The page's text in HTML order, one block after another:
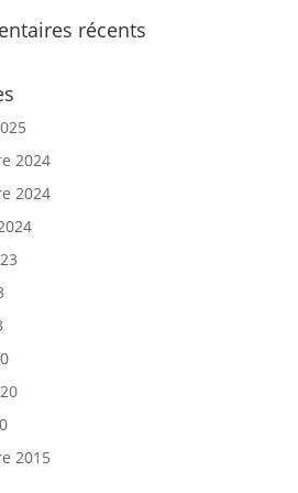
récents
2024
2024
2015